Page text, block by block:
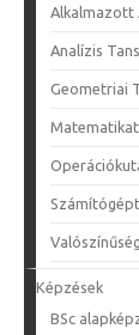
Alkalmazott
Analízis
Geometriai
Képzések
BSc